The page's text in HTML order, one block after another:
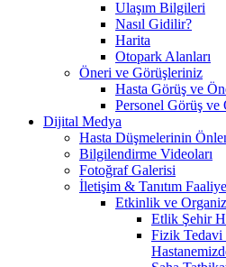
Ulaşım Bilgileri
Nasıl Gidilir?
Harita
Otopark Alanları
Öneri ve Görüşleriniz
Hasta Görüş ve
Personel Görüş ve
Dijital Medya
Hasta Düşmelerinin
Bilgilendirme Videoları
Fotoğraf Galerisi
İletişim & Tanıtım
Etkinlik ve
Etlik Şehir
Fizik Tedavi